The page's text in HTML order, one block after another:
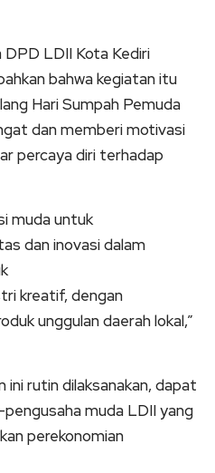
LDII Kota Kediri
bahwa kegiatan itu
Hari Sumpah Pemuda
dan memberi motivasi
percaya diri terhadap
muda untuk
dan inovasi dalam
kreatif, dengan
unggulan daerah lokal,”
ini rutin dilaksanakan, dapat
muda LDII yang
perekonomian